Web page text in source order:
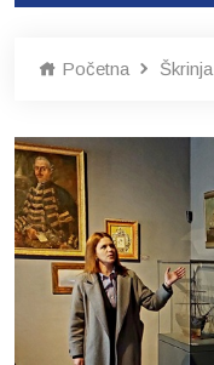
Početna Škrinja